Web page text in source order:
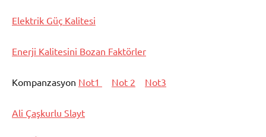
top
2%
scientists
Elektrik Güç Kalitesi
Enerji Kalitesini Bozan Faktörler
Kompanzasyon Not1 Not 2 Not3
Ali Çaşkurlu Slayt